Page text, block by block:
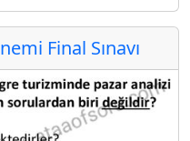
Final Sınavı